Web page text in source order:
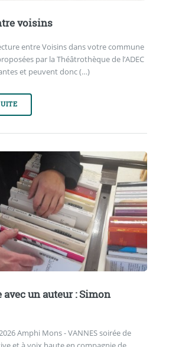
voisins
entre Voisins dans votre commune
par la Théâtrothèque de l’ADEC
et peuvent donc (…)
un auteur : Simon
Amphi Mons - VANNES soirée de